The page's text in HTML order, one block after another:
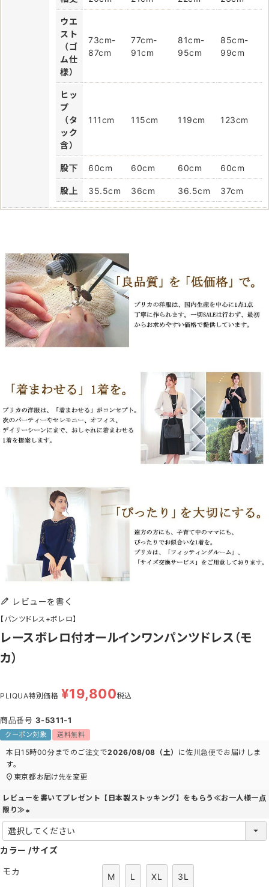
ウエ
スト
（ゴ
ム仕
様）
73cm-
87cm
77cm-
91cm
81cm-
95cm
85cm-
99cm
ヒッ
プ
（タ
ック
含）
111cm 115cm 119cm 123cm
股下 60cm 60cm 60cm 60cm
股上 35.5cm 36cm 36.5cm 37cm
レビューを書く
【パンツドレス+ボレロ】
レースボレロ付オールインワンパンツドレス（モ
カ）
PLIQUA特別価格 ¥19,800税込
商品番号 3-5311-1
クーポン対象 送料無料
本日15時00分 までのご注文で2026/08/08（土） に佐川急便でお届けしま
す。
東京都 お届け先を変更
レビューを書いてプレゼント【日本製ストッキング】をもらう≪お一人様一点
限り≫
必
須
カラー サイズ
モカ
M L
XL
3L